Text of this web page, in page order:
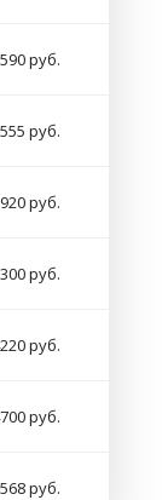
руб.
руб.
руб.
руб.
руб.
руб.
руб.